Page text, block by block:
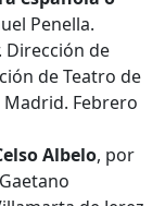
Penella.
Dirección de
de Teatro de
Madrid. Febrero
Albelo, por